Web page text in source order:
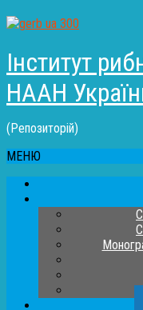
Інститут
НААН
(Репозиторій)
МЕНЮ